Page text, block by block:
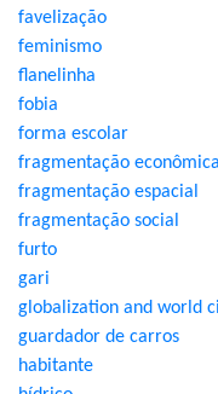
favelização
feminismo
flanelinha
fobia
forma escolar
fragmentação econômica
fragmentação espacial
fragmentação social
furto
gari
globalization and world
guardador de carros
habitante